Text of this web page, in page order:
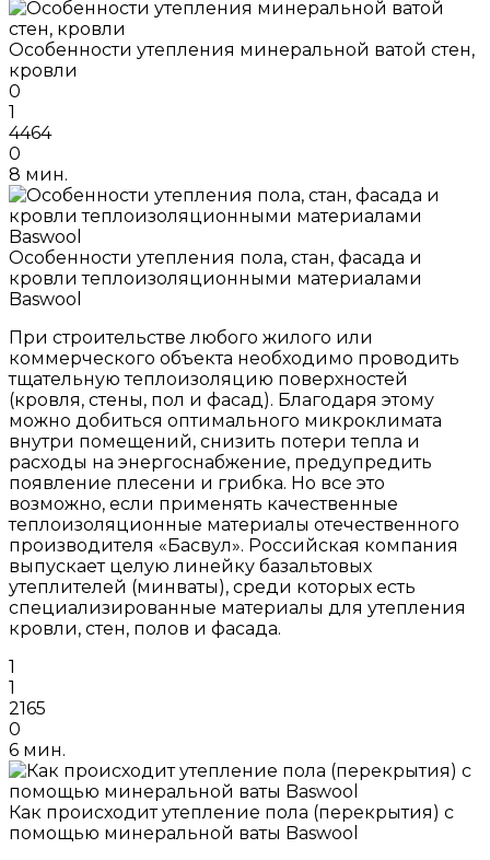
Особенности утепления минеральной ватой стен,
кровли
0
1
4464
0
8 мин.
Особенности утепления пола, стан, фасада и
кровли теплоизоляционными материалами
Baswool
При строительстве любого жилого или
коммерческого объекта необходимо проводить
тщательную теплоизоляцию поверхностей
(кровля, стены, пол и фасад). Благодаря этому
можно добиться оптимального микроклимата
внутри помещений, снизить потери тепла и
расходы на энергоснабжение, предупредить
появление плесени и грибка. Но все это
возможно, если применять качественные
теплоизоляционные материалы отечественного
производителя «Басвул». Российская компания
выпускает целую линейку базальтовых
утеплителей (минваты), среди которых есть
специализированные материалы для утепления
кровли, стен, полов и фасада.
1
1
2165
0
6 мин.
Как происходит утепление пола (перекрытия) с
помощью минеральной ваты Baswool